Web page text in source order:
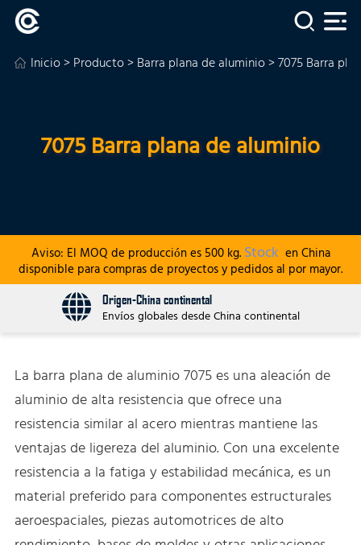
Inicio>Producto>Barra plana de aluminio> 7075 Barra
7075 Barra plana de aluminio
Aviso: El MOQ de producción es 500 kg. Stock en China
disponible para compras de proyectos y pedidos al por mayor.
Origen-China continental
Envíos globales desde China continental
La barra plana de aluminio 7075 es una aleación de
aluminio de alta resistencia que ofrece una
resistencia similar al acero mientras mantiene las
ventajas de ligereza del aluminio. Con una excelente
resistencia a la fatiga y estabilidad mecánica, es un
material preferido para componentes estructurales
aeroespaciales, piezas automotrices de alto